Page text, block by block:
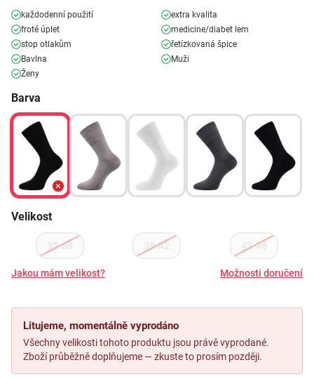
každodenní použití
extra kvalita
froté úplet
medicine/diabet lem
stop otlakům
řetízkovaná špice
Bavlna
Muži
Ženy
Barva
Velikost
35-38 39-42 43-46
Jakou mám velikost? Možnosti doručení
Litujeme, momentálně vyprodáno
Všechny velikosti tohoto produktu jsou právě vyprodané.
Zboží průběžně doplňujeme — zkuste to prosím později.